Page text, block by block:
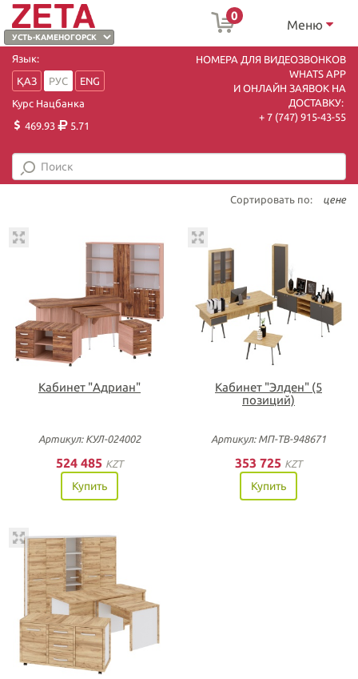
0
Меню
Язык:
ҚАЗ
РУС
ENG
Курс Нацбанка
469.93
5.71
НОМЕРА ДЛЯ ВИДЕОЗВОНКОВ
WHATS APP
И ОНЛАЙН ЗАЯВОК НА
ДОСТАВКУ:
+ 7 (747) 915-43-55
Сортировать по: цене
Кабинет "Адриан"
Артикул: КУЛ-024002
524 485 KZT
Купить
Кабинет "Элден" (5
позиций)
Артикул: МП-ТВ-948671
353 725 KZT
Купить